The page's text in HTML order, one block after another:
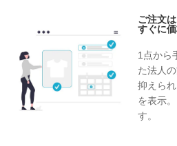
ご注文
すぐに
1点から
た法人
抑えら
を表示
す。